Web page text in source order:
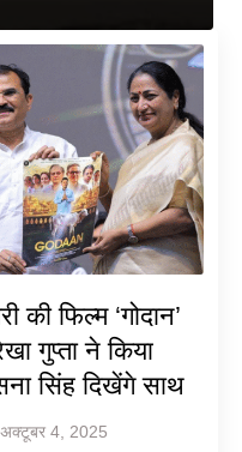
की फिल्म ‘गोदान’
गुप्ता ने किया
सिंह दिखेंगे साथ
अक्टूबर 4, 2025